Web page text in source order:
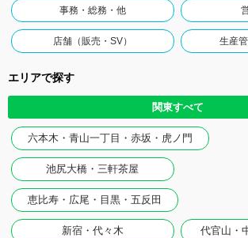
事務・総務・他
店舗（販売・SV） 生産
エリアで探す
関東すべて
六本木・青山一丁目・赤坂・虎ノ門
池尻大橋・三軒茶屋
恵比寿・広尾・目黒・五反田
新宿・代々木 代官山・